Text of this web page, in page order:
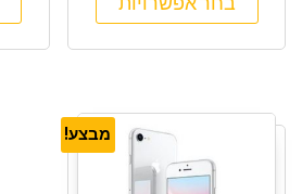
מבצע!